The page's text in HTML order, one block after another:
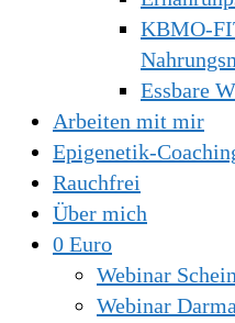
KBMO-
Essbare
Arbeiten mit mir
Epigenetik-
Rauchfrei
Über mich
0 Euro
Webinar
Webinar